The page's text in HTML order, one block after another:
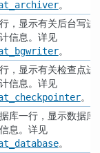
。
，显示有关后台写进
信息。详见
。
，显示有关检查点进
信息。详见
。
库一行，显示数据库
息。详见
。